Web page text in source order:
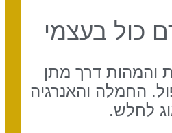
כול בעצמי
והמהות דרך מתן
החמלה והאנרגיה
לחלש.